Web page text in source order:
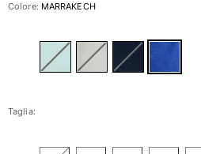
Taglie forti
Vedi tutti i Donna
Colore: MARRAKECH
Taglia: